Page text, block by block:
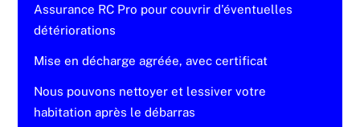
Assurance RC Pro pour couvrir d'éventuelles
détériorations
Mise en décharge agréée, avec certificat
Nous pouvons nettoyer et lessiver votre
habitation après le débarras